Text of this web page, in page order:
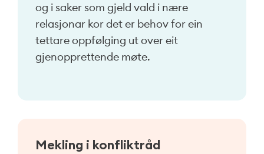
og i saker som gjeld vald i nære
relasjonar kor det er behov for ein
tettare oppfølging ut over eit
gjenopprettende møte.
Mekling i konfliktråd